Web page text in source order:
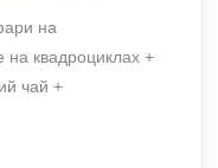
на
на квадроциклах +
чай +